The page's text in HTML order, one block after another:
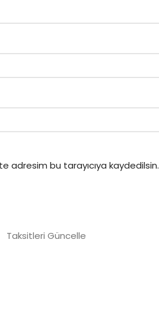
adresim bu tarayıcıya kaydedilsin.
Taksitleri Güncelle